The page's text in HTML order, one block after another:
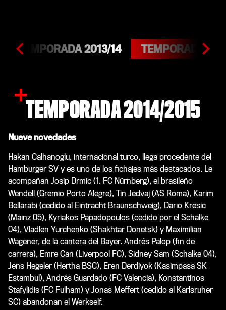
TEMPORADA 2013/14 TEMPORADA
TEMPORADA 2014/2015
Nueve novedades
Hakan Calhanoglu, internacional turco, llega procedente del
Hamburger SV y es uno de los fichajes más destacados. Le
acompañan Josip Drmic (1. FC Nürnberg), el brasileño
Wendell (Gremio Porto Alegre), Tin Jedvaj (AS Roma), Karim
Bellarabi (cedido al Eintracht Braunschweig), Dario Kresic
(Mainz 05), Kyriakos Papadopoulos (cedido por el Schalke
04), Vladlen Yurchenko (Shakhtar Donetsk) y Maximilian
Wagener, de la cantera del Bayer. Andrés Palop (fin de
carrera), Emre Can (Liverpool FC), Sidney Sam (Schalke 04),
Jens Hegeler (Hertha BSC), Eren Derdiyok (Kasimpasa SK
Estambul), Andrés Guardado (FC Valencia), Konstantinos
Stafylidis (FC Fulham) y Jonas Meffert (cedido al Karlsruher
SC) abandonan el Werkself.